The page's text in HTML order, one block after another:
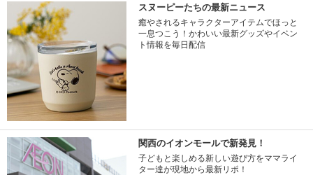
スヌーピーたちの最新ニュース
癒やされるキャラクターアイテムでほっと
一息つこう！かわいい最新グッズやイベン
ト情報を毎日配信
関西のイオンモールで新発見！
子どもと楽しめる新しい遊び方をママライ
ター達が現地から最新リポ！